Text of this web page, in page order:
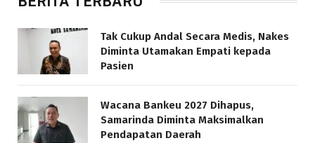
Tak Cukup Andal Secara Medis, Nakes
Diminta Utamakan Empati kepada
Pasien
Wacana Bankeu 2027 Dihapus,
Samarinda Diminta Maksimalkan
Pendapatan Daerah